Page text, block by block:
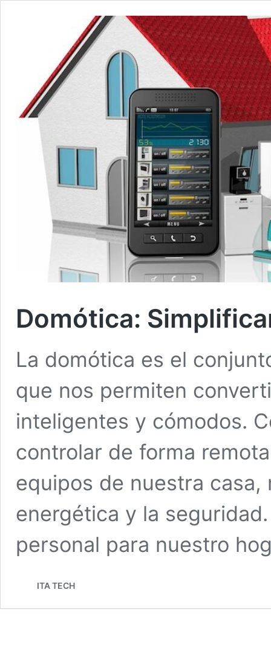
Domótica:
La domótica es el
que nos permiten
inteligentes y cómodos.
controlar de forma
equipos de nuestra
energética y la
personal para nuestro
ITA TECH